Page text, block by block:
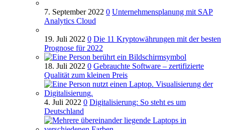
7. September 2022 0 Unternehmensplanung mit SAP
Analytics Cloud
19. Juli 2022 0 Die 11 Kryptowährungen mit der besten
Prognose für 2022
18. Juli 2022 0 Gebrauchte Software – zertifizierte
Qualität zum kleinen Preis
4. Juli 2022 0 Digitalisierung: So steht es um
Deutschland